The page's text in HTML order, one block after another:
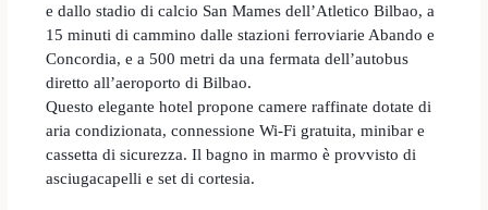
e dallo stadio di calcio San Mames dell’Atletico Bilbao, a
15 minuti di cammino dalle stazioni ferroviarie Abando e
Concordia, e a 500 metri da una fermata dell’autobus
diretto all’aeroporto di Bilbao.
Questo elegante hotel propone camere raffinate dotate di
aria condizionata, connessione Wi-Fi gratuita, minibar e
cassetta di sicurezza. Il bagno in marmo è provvisto di
asciugacapelli e set di cortesia.